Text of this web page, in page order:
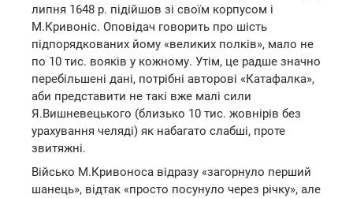
липня 1648 р. підійшов зі своїм корпусом і
М.Кривоніс. Оповідач говорить про шість
підпорядкованих йому «великих полків», мало не
по 10 тис. вояків у кожному. Утім, це радше значно
перебільшені дані, потрібні авторові «Катафалка»,
аби представити не такі вже малі сили
Я.Вишневецького (близько 10 тис. жовнірів без
урахування челяді) як набагато слабші, проте
звитяжні.
Військо М.Кривоноса відразу «загорнуло перший
шанець», відтак «просто посунуло через річку», але